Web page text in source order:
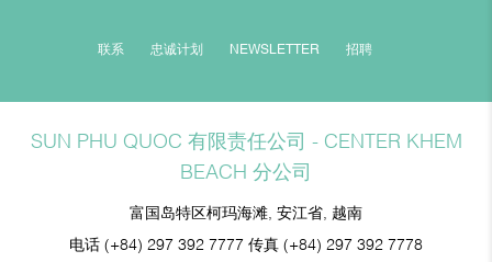
联系 忠诚计划 NEWSLETTER 招聘
SUN PHU QUOC 有限责任公司 - CENTER KHEM
BEACH 分公司
富国岛特区柯玛海滩, 安江省, 越南
电话 (+84) 297 392 7777 传真 (+84) 297 392 7778